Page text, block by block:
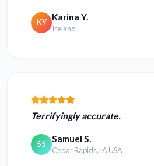
KY Karina Y.
Ireland
Terrifyingly accurate.
SS Samuel S.
Cedar Rapids, IA USA